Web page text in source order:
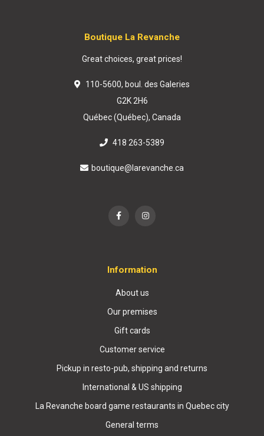
Boutique La Revanche
Great choices, great prices!
110-5600, boul. des Galeries
G2K 2H6
Québec (Québec), Canada
418 263-5389
boutique@larevanche.ca
Information
About us
Our premises
Gift cards
Customer service
Pickup in resto-pub, shipping and returns
International & US shipping
La Revanche board game restaurants in Quebec city
General terms